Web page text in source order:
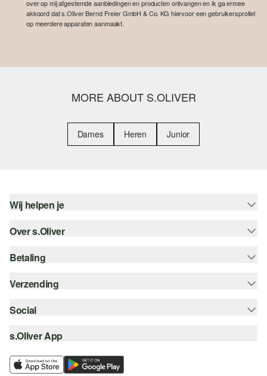
over op mij afgestemde aanbiedingen en producten ontvangen en ik ga ermee
akkoord dat s.Oliver Bernd Freier GmbH & Co. KG hiervoor een gebruikersprofiel
op meerdere apparaten aanmaakt.
MORE ABOUT S.OLIVER
Dames Heren Junior
Wij helpen je
Help - FAQ
Maattabel
Top categorieën
Over s.Oliver
Nieuwsbrief
s.Oliver Card
Verlanglijstje
Duurzaamheid
Betaling
Koop op rekening
Creditcard
Klarna
Verzending
Track & Trace
Post NL
Social
instagram
facebook
s.Oliver App